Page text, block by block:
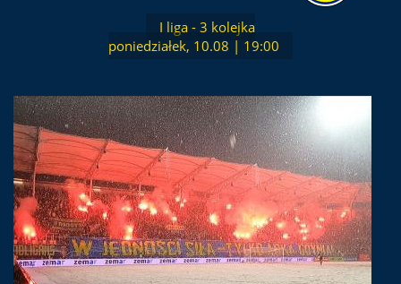
I liga - 3 kolejka
poniedziałek, 10.08 | 19:00